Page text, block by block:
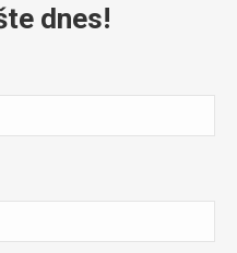
dnes!